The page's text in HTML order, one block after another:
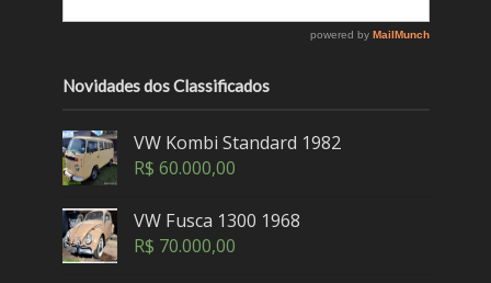
Novidades dos Classificados
VW Kombi Standard 1982
R$ 60.000,00
VW Fusca 1300 1968
R$ 70.000,00